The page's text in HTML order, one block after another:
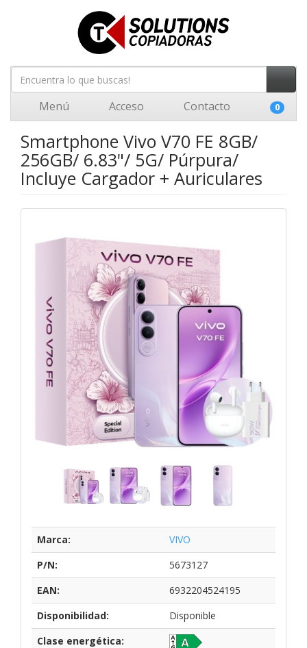
Menú Acceso Contacto 0
Smartphone Vivo V70 FE 8GB/
256GB/ 6.83"/ 5G/ Púrpura/
Incluye Cargador + Auriculares
Marca:
VIVO
P/N:
5673127
EAN:
6932204524195
Disponibilidad:
Disponible
Clase energética: